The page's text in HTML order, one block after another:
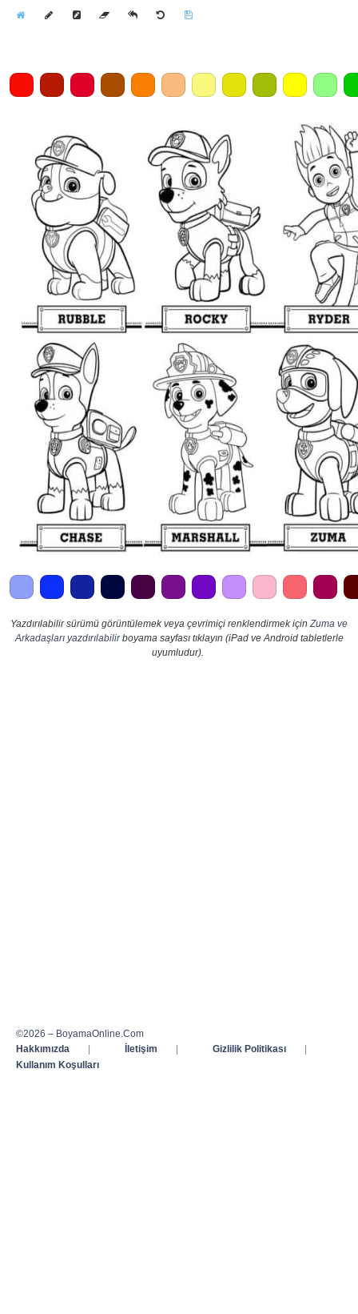
Yazdırılabilir sürümü görüntülemek veya çevrimiçi renklendirmek için Zuma ve
Arkadaşları yazdırılabilirboyama sayfası tıklayın (iPad ve Android tabletlerle
uyumludur).
©2026 – BoyamaOnline.Com
Hakkımızda
| İletişim | Gizlilik Politikası
|
Kullanım Koşulları